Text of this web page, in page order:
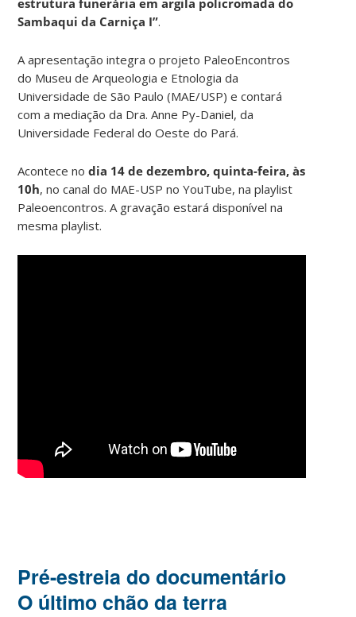
Sambaqui da Carniça I”.
A apresentação integra o projeto PaleoEncontros
do Museu de Arqueologia e Etnologia da
Universidade de São Paulo (MAE/USP) e contará
com a mediação da Dra. Anne Py-Daniel, da
Universidade Federal do Oeste do Pará.
Acontece nodia 14 de dezembro, quinta-feira, às
10h, no canal do MAE-USP no YouTube, na playlist
Paleoencontros. A gravação estará disponível na
mesma playlist.
Pré-estreia do documentário
O último chão da terra